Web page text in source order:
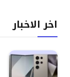
اخر الاخبار